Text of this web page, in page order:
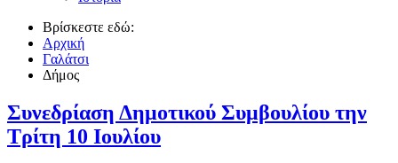
Βρίσκεστε εδώ:
Αρχική
Γαλάτσι
Δήμος
Συνεδρίαση Δημοτικού Συμβουλίου την
Τρίτη 10 Ιουλίου